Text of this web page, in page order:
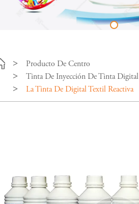
Producto De Centro
Tinta De Inyección De Tinta Digital
La Tinta De Digital Textil Reactiva